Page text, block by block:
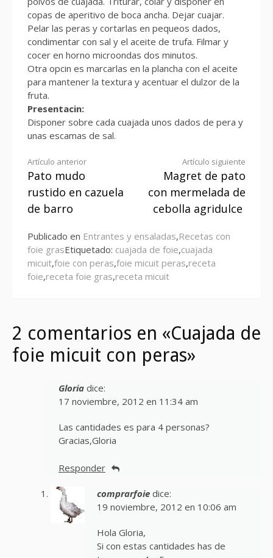
copas de aperitivo de boca ancha. Dejar cuajar.
Pelar las peras y cortarlas en pequeos dados,
condimentar con sal y el aceite de trufa. Filmar y
cocer en horno microondas dos minutos.
Otra opcin es marcarlas en la plancha con el aceite
para mantener la textura y acentuar el dulzor de la
fruta.
Presentacin:
Disponer sobre cada cuajada unos dados de pera y
unas escamas de sal.
Seguir
leyendo
Artículo anterior
Pato mudo
rustido en cazuela
de barro
Artículo siguiente
Magret de pato
con mermelada de
cebolla agridulce
Publicado en Entrantes y ensaladas,Recetas con
foie grasEtiquetado: cuajada de foie,cuajada
micuit,foie con peras,foie micuit peras,receta
foie,receta foie gras,receta micuit
2 comentarios en «Cuajada de
foie micuit con peras»
Gloria dice:
17 noviembre, 2012 en 11:34 am
Las cantidades es para 4 personas?
Gracias,Gloria
Responder
comprarfoie dice:
19 noviembre, 2012 en 10:06 am
Hola Gloria,
Si con estas cantidades has de